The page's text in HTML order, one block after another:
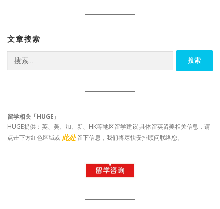
文章搜索
索：
留学相关「HUGE」
HUGE提供：英、美、加、新、HK等地区留学建议 具体留英留美相关信息，请
点击下方红色区域或 此处 留下信息，我们将尽快安排顾问联络您。